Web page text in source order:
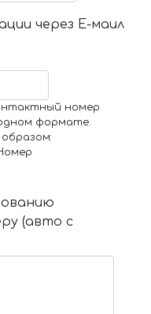
через Е-маил
номер
формате.
(авто с